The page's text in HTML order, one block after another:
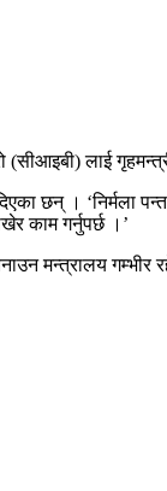
(सीआइबी) लाई
छन् । ‘निर्मला
काम गर्नुपर्छ ।’
मन्त्रालय गम्भीर